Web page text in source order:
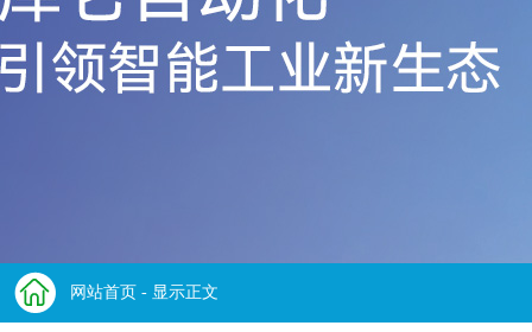
网站首页 - 显示正文